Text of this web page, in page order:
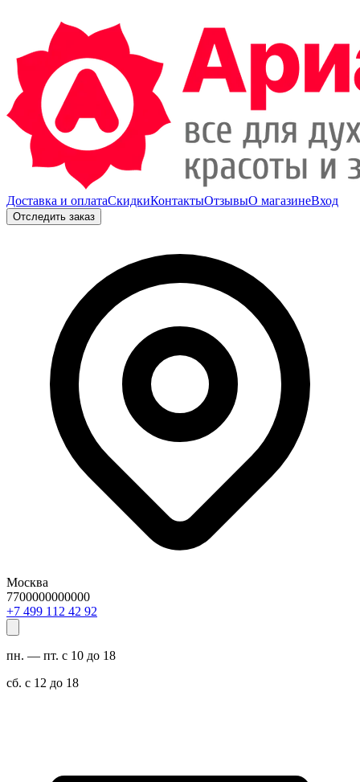
Доставка и оплатаСкидкиКонтактыОтзывыО магазинеВход
Отследить заказ
Москва
7700000000000
29 24 211 994 7+
пн. — пт. с 10 до 18
сб. с 12 до 18